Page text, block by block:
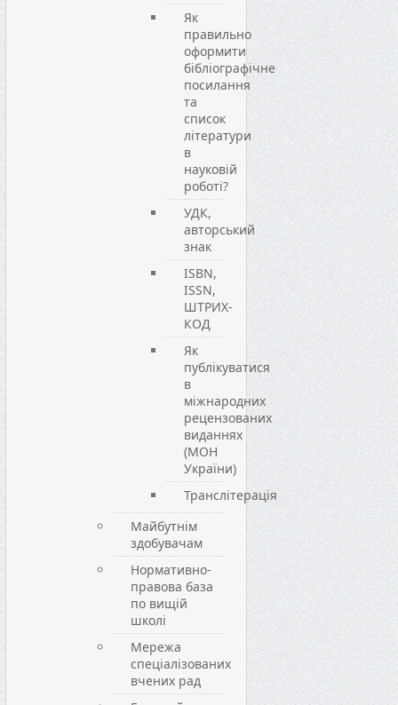
Як
правильно
оформити
бібліографічне
посилання
та
список
літератури
в
науковій
роботі?
УДК,
авторський
знак
ISBN,
ISSN,
ШТРИХ-
КОД
Як
публікуватися
в
міжнародних
рецензованих
виданнях
(МОН
України)
Транслітерація
Майбутнім
здобувачам
Нормативно-
правова база
по вищій
школі
Мережа
спеціалізованих
вчених рад